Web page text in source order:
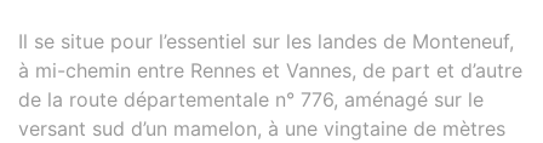
Il se situe pour l’essentiel sur les landes de Monteneuf,
à mi-chemin entre Rennes et Vannes, de part et d’autre
de la route départementale n° 776, aménagé sur le
versant sud d’un mamelon, à une vingtaine de mètres